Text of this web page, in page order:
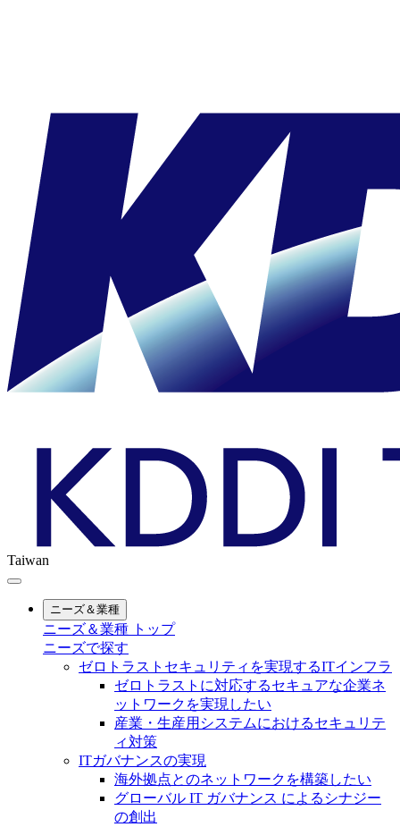
Taiwan
ニーズ＆業種
ニーズ＆業種 トップ
ニーズで探す
ゼロトラストセキュリティを実現するITインフラ
ゼロトラストに対応するセキュアな企業ネ
ットワークを実現したい
産業・生産用システムにおけるセキュリテ
ィ対策
ITガバナンスの実現
海外拠点とのネットワークを構築したい
グローバル IT ガバナンス によるシナジー
の創出